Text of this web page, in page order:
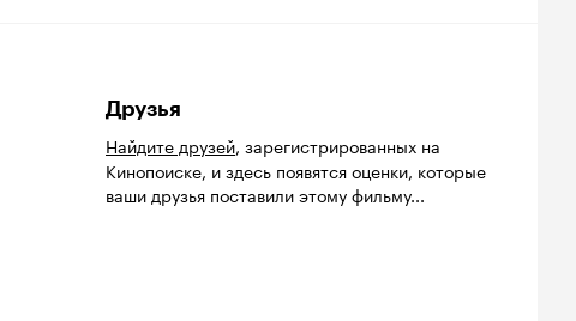
Друзья
Найдите друзей, зарегистрированных на
Кинопоиске, и здесь появятся оценки, которые
ваши друзья поставили этому фильму...